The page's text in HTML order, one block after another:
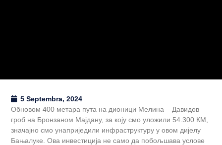
5 Septembra, 2024
Обновом 400 метара пута на дионици Мелина – Давидов
гроб на Бронзаном Мајдану, за коју смо уложили 54.300 КМ,
значајно смо унаприједили инфраструктуру у овом дијелу
Бањалуке. Ова инвестиција не само да побољшава услове